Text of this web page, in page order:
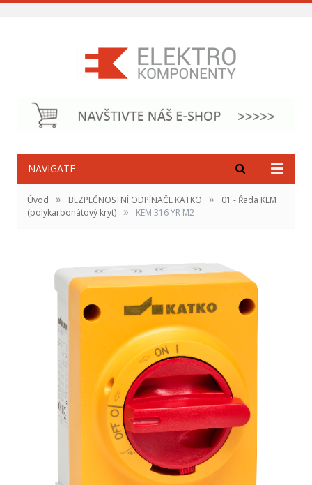
NAVIGATE
Úvod » BEZPEČNOSTNÍ ODPÍNAČE KATKO »
01 - Řada KEM
(polykarbonátový kryt) » KEM 316 YR M2